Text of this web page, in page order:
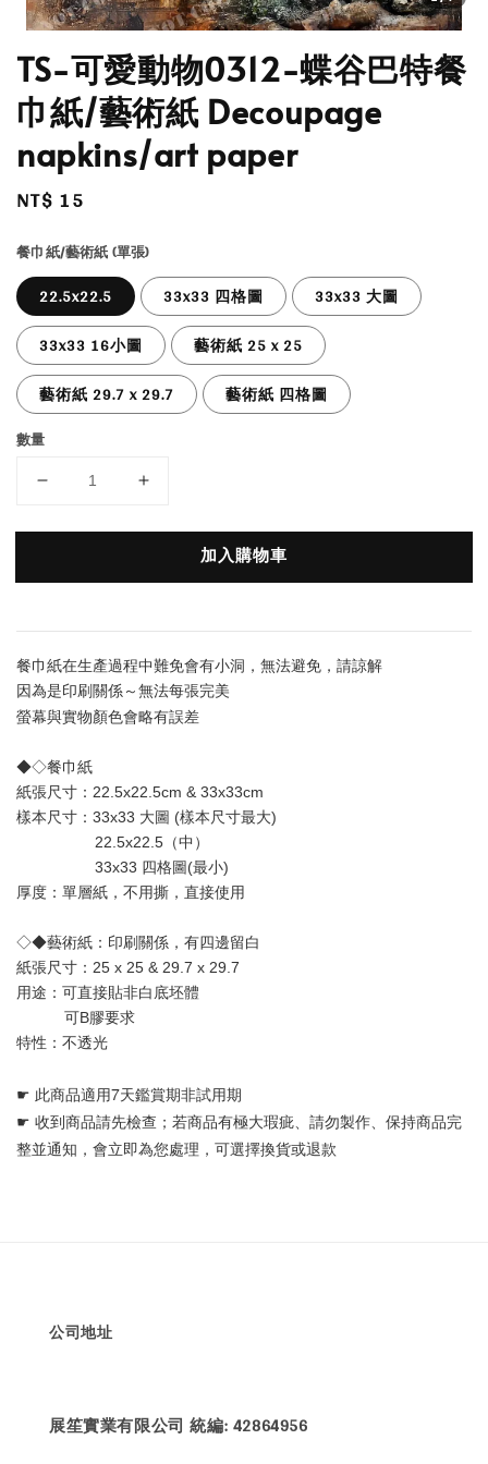
TS-可愛動物0312-蝶谷巴特餐
巾紙/藝術紙 Decoupage
napkins/art paper
Regular
NT$ 15
餐巾紙/藝術紙 (單張)
22.5x22.5 33x33 四格圖
33x33 大圖
33x33 16小圖
藝術紙 25 x 25
藝術紙 29.7 x 29.7
藝術紙 四格圖
數量
加入購物車
餐巾紙在生產過程中難免會有小洞，無法避免，請諒解
因為是印刷關係～無法每張完美
螢幕與實物顏色會略有誤差
◆◇餐巾紙
紙張尺寸：22.5x22.5cm & 33x33cm
樣本尺寸：33x33 大圖 (樣本尺寸最大)
22.5x22.5（中）
33x33 四格圖(最小)
厚度：單層紙 ，不用撕，直接使用
◇◆藝術紙：印刷關係，有四邊留白
紙張尺寸：25 x 25 & 29.7 x 29.7
用途：可直接貼非白底坯體
可B膠要求
特性：不透光
☛ 此商品適用7天鑑賞期非試用期
☛ 收到商品請先檢查；若商品有極大瑕疵、請勿製作、保持商品完
整並通知，會立即為您處理，可選擇換貨或退款
公司地址
展笙實業有限公司 統編: 42864956